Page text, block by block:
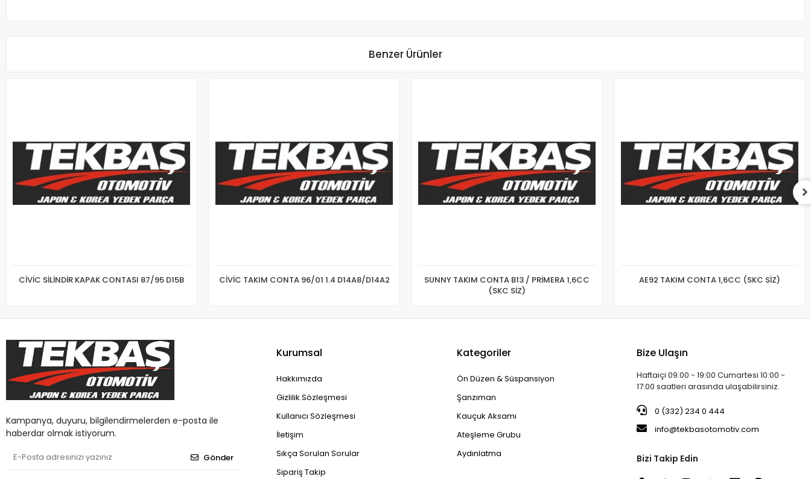
Benzer Ürünler
CİVİC SİLİNDİR KAPAK CONTASI 87/95 D15B CİVİC TAKIM CONTA 96/01 1.4 D14A8/D14A2
SUNNY TAKIM CONTA B13 / PRİMERA 1,6CC
(SKC SİZ)
AE92 TAKIM CONTA 1,6CC (SKC SİZ)
Kampanya, duyuru, bilgilendirmelerden e-posta ile
haberdar olmak istiyorum.
Gönder
Kurumsal
Hakkımızda
Gizlilik Sözleşmesi
Kullanıcı Sözleşmesi
İletişim
Sıkça Sorulan Sorular
Sipariş Takip
Kategoriler
Ön Düzen & Süspansiyon
Şanzıman
Kauçuk Aksamı
Ateşleme Grubu
Aydınlatma
Bize Ulaşın
Haftaiçi 09:00 - 19:00 Cumartesi 10:00 -
17:00 saatleri arasında ulaşabilirsiniz.
0 (332) 234 0 444
info@tekbasotomotiv.com
Bizi Takip Edin